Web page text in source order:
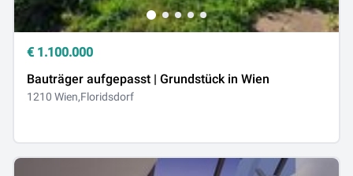
€ 1.100.000
Bauträger aufgepasst | Grundstück in Wien
1210 Wien,Floridsdorf